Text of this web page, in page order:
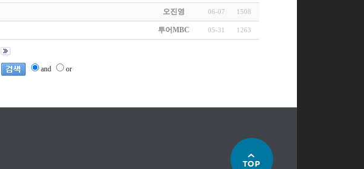
오진영 06-07 1508
투어MBC 05-31 1263
and or